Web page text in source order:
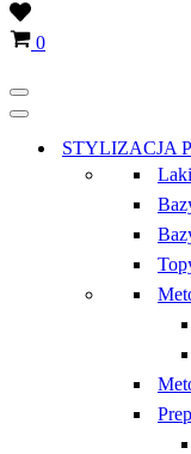
Wish
listKoszyk
0
Menu
nawigacji
Menu
nawigacjiSTYLIZACJA